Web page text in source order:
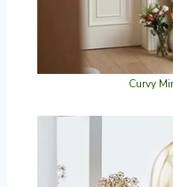
Curvy